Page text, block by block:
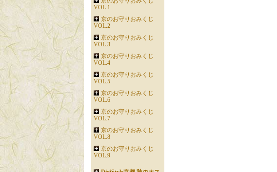
VOL.1
京のお守りおみくじ
VOL.2
京のお守りおみくじ
VOL.3
京のお守りおみくじ
VOL.4
京のお守りおみくじ
VOL.5
京のお守りおみくじ
VOL.6
京のお守りおみくじ
VOL.7
京のお守りおみくじ
VOL.8
京のお守りおみくじ
VOL.9